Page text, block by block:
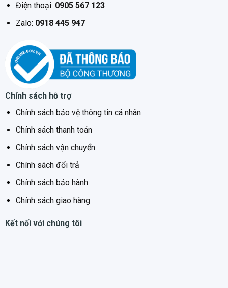
Điện thoại: 0905 567 123
Zalo: 0918 445 947
Chính sách hỗ trợ
Chính sách bảo vệ thông tin cá nhân
Chính sách thanh toán
Chính sách vận chuyển
Chính sách đổi trả
Chính sách bảo hành
Chính sách giao hàng
Kết nối với chúng tôi